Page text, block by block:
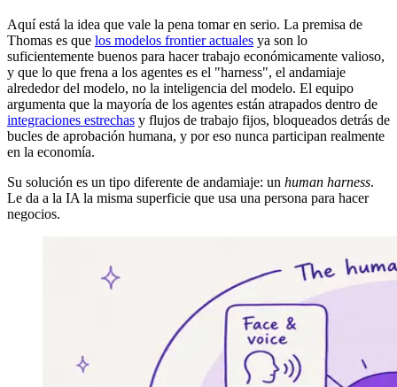
Aquí está la idea que vale la pena tomar en serio. La premisa de
Thomas es que los modelos frontier actuales ya son lo
suficientemente buenos para hacer trabajo económicamente valioso,
y que lo que frena a los agentes es el "harness", el andamiaje
alrededor del modelo, no la inteligencia del modelo. El equipo
argumenta que la mayoría de los agentes están atrapados dentro de
integraciones estrechas y flujos de trabajo fijos, bloqueados detrás de
bucles de aprobación humana, y por eso nunca participan realmente
en la economía.
Su solución es un tipo diferente de andamiaje: un human harness.
Le da a la IA la misma superficie que usa una persona para hacer
negocios.